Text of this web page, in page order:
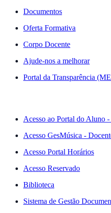
Documentos
Oferta Formativa
Corpo Docente
Ajude-nos a melhorar
Portal da Transparência
Acesso ao Portal do Aluno
Acesso GesMúsica -
Acesso Portal Horários
Acesso Reservado
Biblioteca
Sistema de Gestão